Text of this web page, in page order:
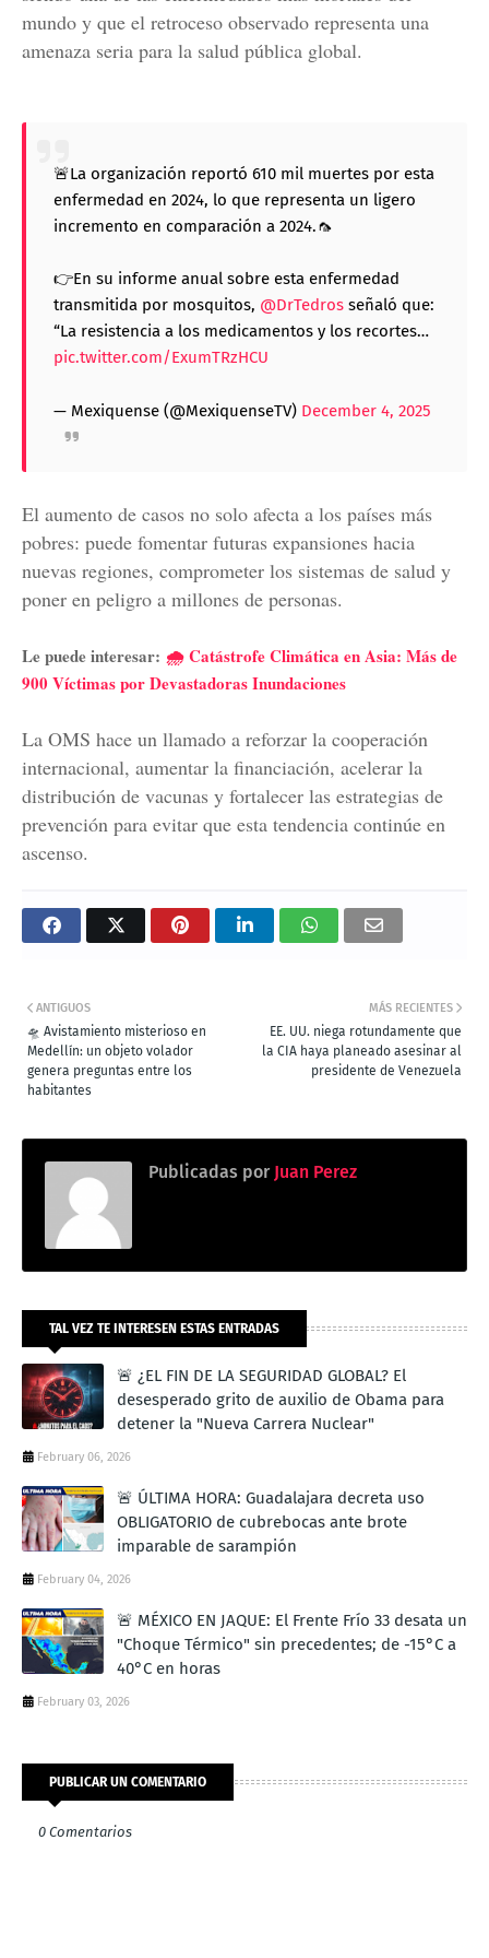
mundo y que el retroceso observado representa una
amenaza seria para la salud pública global.
🚨La organización reportó 610 mil muertes por esta
enfermedad en 2024, lo que representa un ligero
incremento en comparación a 2024.🦟
👉En su informe anual sobre esta enfermedad
transmitida por mosquitos, @DrTedros señaló que:
“La resistencia a los medicamentos y los recortes…
pic.twitter.com/ExumTRzHCU
— Mexiquense (@MexiquenseTV) December 4, 2025
El aumento de casos no solo afecta a los países más
pobres: puede fomentar futuras expansiones hacia
nuevas regiones, comprometer los sistemas de salud y
poner en peligro a millones de personas.
Le puede interesar: 🌧️ Catástrofe Climática en Asia: Más de
900 Víctimas por Devastadoras Inundaciones
La OMS hace un llamado a reforzar la cooperación
internacional, aumentar la financiación, acelerar la
distribución de vacunas y fortalecer las estrategias de
prevención para evitar que esta tendencia continúe en
ascenso.
MÁS RECIENTES
EE. UU. niega rotundamente que
la CIA haya planeado asesinar al
presidente de Venezuela
ANTIGUOS
🛸 Avistamiento misterioso en
Medellín: un objeto volador
genera preguntas entre los
habitantes
Publicadas por Juan Perez
TAL VEZ TE INTERESEN ESTAS ENTRADAS
🚨 ¿EL FIN DE LA SEGURIDAD GLOBAL? El
desesperado grito de auxilio de Obama para
detener la "Nueva Carrera Nuclear"
February 06, 2026
🚨 ÚLTIMA HORA: Guadalajara decreta uso
OBLIGATORIO de cubrebocas ante brote
imparable de sarampión
February 04, 2026
🚨 MÉXICO EN JAQUE: El Frente Frío 33 desata un
"Choque Térmico" sin precedentes; de -15°C a
40°C en horas
February 03, 2026
PUBLICAR UN COMENTARIO
0 Comentarios